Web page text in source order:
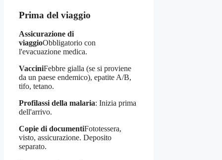
Prima del viaggio
Assicurazione di
viaggioObbligatorio con
l'evacuazione medica.
VacciniFebbre gialla (se si proviene
da un paese endemico), epatite A/B,
tifo, tetano.
Profilassi della malaria: Inizia prima
dell'arrivo.
Copie di documentiFototessera,
visto, assicurazione. Deposito
separato.